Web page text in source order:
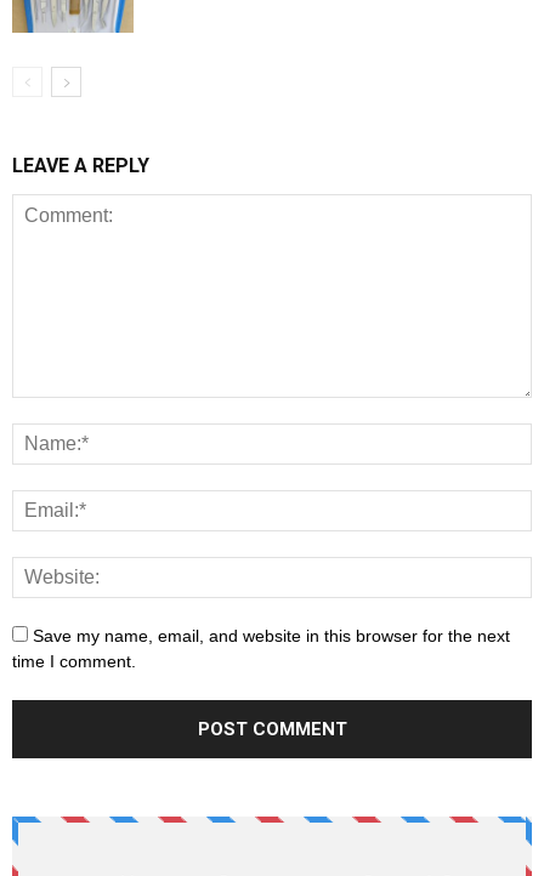
LEAVE A REPLY
Save my name, email, and website in this browser for the next
time I comment.